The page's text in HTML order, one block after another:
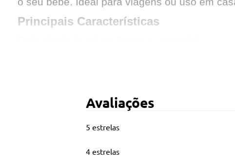
Principais Características
Bolso lateral para guardar brinquedos e
Acompanha bolsa para guardar e transportar
Sistema de regulagem da base acolchoada
Travas de segurança nos quatro lados e no
Avaliações
5 estrelas
4 estrelas